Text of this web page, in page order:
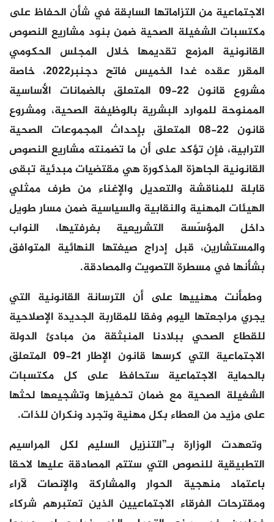
الاجتماعية من التزاماتها السابقة في شأن الحفاظ على
مكتسبات الشغيلة الصحية ضمن بنود مشاريع النصوص
القانونية المزمع تقديمها خلال المجلس الحكومي
المقرر عقده غدا الخميس فاتح دجنبر2022، خاصة
مشروع قانون 22-09 المتعلق بالضمانات الأساسية
الممنوحة للموارد البشرية بالوظيفة الصحية، ومشروع
قانون 22-08 المتعلق بإحداث المجموعات الصحية
الترابية، فإن تؤكد على أن ما تضمنته مشاريع النصوص
القانونية الجاهزة المذكورة هي مقتضيات مبدئية تبقى
قابلة للمناقشة والتعديل والإغناء من طرف ممثلي
الهيئات المهنية والنقابية والسياسية ضمن مسار طويل
داخل المؤسّسة التشريعية بغرفتيها، النواب
والمستشارين، قبل إدراج صيغتها النهائية المتوافق
بشأنها في مسطرة التصويت والمصادقة.
وطمأنت مهنييها على أن الترسانة القانونية التي
يجري مراجعتها اليوم وفقا للمقاربة الجديدة الإصلاحية
للقطاع الصحي ببلادنا المنبثقة من مبادئ الدولة
الاجتماعية التي كرسها قانون الإطار 21-09 المتعلق
بالحماية الاجتماعية ستحافظ على كل مكتسبات
الشغيلة الصحية مع ضمان تحفيزها وتشجيعها لحثها
على مزيد من العطاء بكل مهنية وتجرد ونكران للذات.
وتعهدت الوزارة بـ”التنزيل السليم لكل المراسيم
التطبيقية للنصوص التي ستتم المصادقة عليها لاحقا
باعتماد منهجية الحوار والمشاركة والإنصات لآراء
ومقترحات الفرقاء الاجتماعيين الذين تعتبرهم شركاء